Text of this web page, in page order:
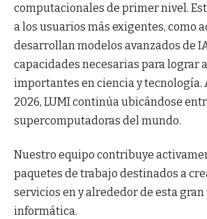
computacionales de primer nivel.
a los usuarios más exigentes, como
desarrollan modelos avanzados de
capacidades necesarias para lograr
importantes en ciencia y tecnología.
2026, LUMI continúa ubicándose
supercomputadoras del mundo.
Nuestro equipo contribuye
paquetes de trabajo destinados a
servicios en y alrededor de esta
informática.